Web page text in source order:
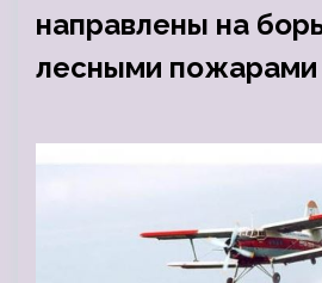
направлены на
лесными пожарами